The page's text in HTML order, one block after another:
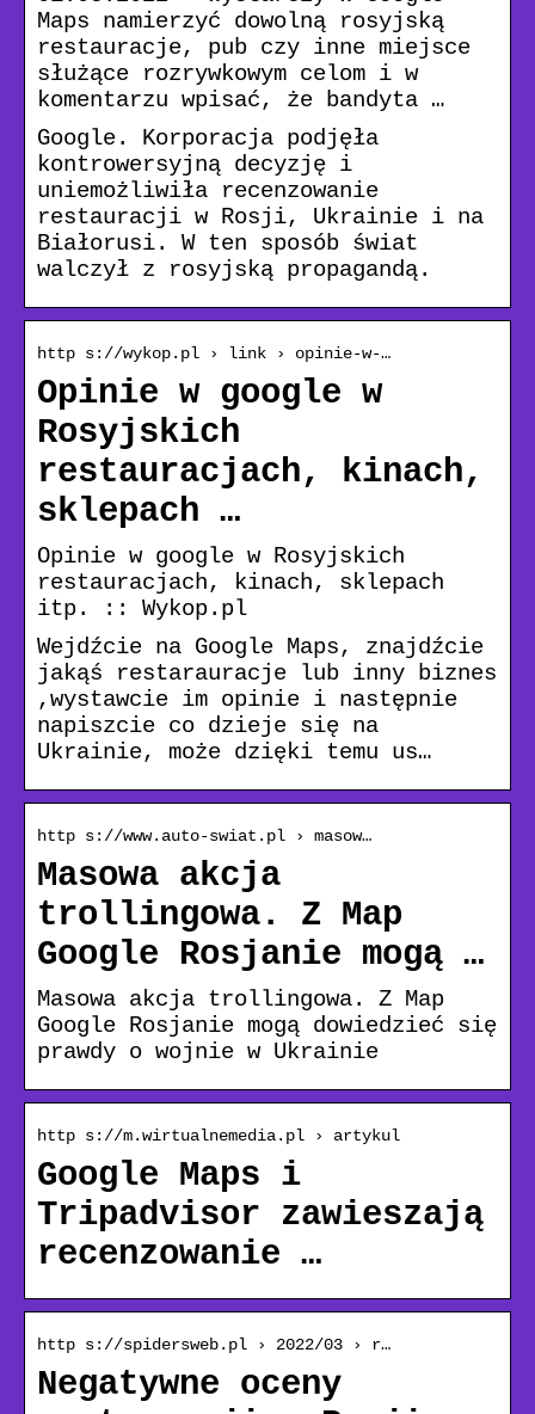
Maps namierzyć dowolną rosyjską
restauracje, pub czy inne miejsce
służące rozrywkowym celom i w
komentarzu wpisać, że bandyta …
Google. Korporacja podjęła
kontrowersyjną decyzję i
uniemożliwiła recenzowanie
restauracji w Rosji, Ukrainie i na
Białorusi. W ten sposób świat
walczył z rosyjską propagandą.
http s://wykop.pl › link › opinie-w-…
Opinie w google w
Rosyjskich
restauracjach, kinach,
sklepach …
Opinie w google w Rosyjskich
restauracjach, kinach, sklepach
itp. :: Wykop.pl
Wejdźcie na Google Maps, znajdźcie
jakąś restarauracje lub inny biznes
,wystawcie im opinie i następnie
napiszcie co dzieje się na
Ukrainie, może dzięki temu us…
http s://www.auto-swiat.pl › masow…
Masowa akcja
trollingowa. Z Map
Google Rosjanie mogą …
Masowa akcja trollingowa. Z Map
Google Rosjanie mogą dowiedzieć się
prawdy o wojnie w Ukrainie
http s://m.wirtualnemedia.pl › artykul
Google Maps i
Tripadvisor zawieszają
recenzowanie …
http s://spidersweb.pl › 2022/03 › r…
Negatywne oceny